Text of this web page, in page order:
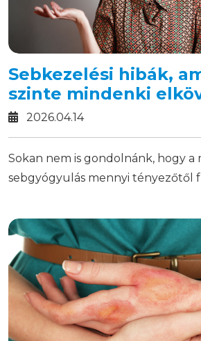
Sebkezelési hibák,
szinte mindenki
2026.04.14
Sokan nem is gondolnánk, hogy a
sebgyógyulás mennyi tényezőtől